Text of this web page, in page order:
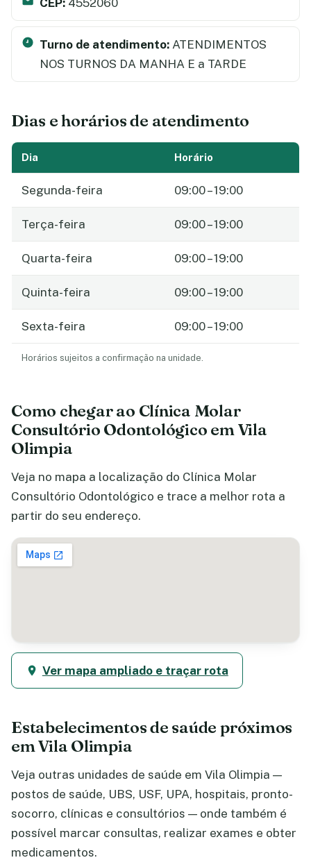
Turno de atendimento: ATENDIMENTOS
NOS TURNOS DA MANHA E a TARDE
Dias e horários de atendimento
Dia Horário
Segunda-feira 09:00 – 19:00
Terça-feira 09:00 – 19:00
Quarta-feira 09:00 – 19:00
Quinta-feira 09:00 – 19:00
Sexta-feira 09:00 – 19:00
Horários sujeitos a confirmação na unidade.
Como chegar ao Clínica Molar
Consultório Odontológico em Vila
Olimpia
Veja no mapa a localização do Clínica Molar
Consultório Odontológico e trace a melhor rota a
partir do seu endereço.
Ver mapa ampliado e traçar rota
Estabelecimentos de saúde próximos
em Vila Olimpia
Veja outras unidades de saúde em Vila Olimpia —
postos de saúde, UBS, USF, UPA, hospitais, pronto-
socorro, clínicas e consultórios — onde também é
possível marcar consultas, realizar exames e obter
medicamentos.